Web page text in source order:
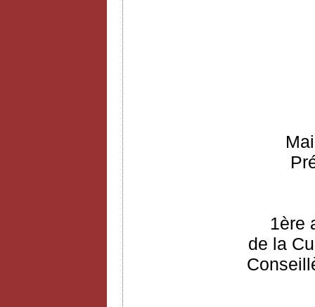
1ère
de la